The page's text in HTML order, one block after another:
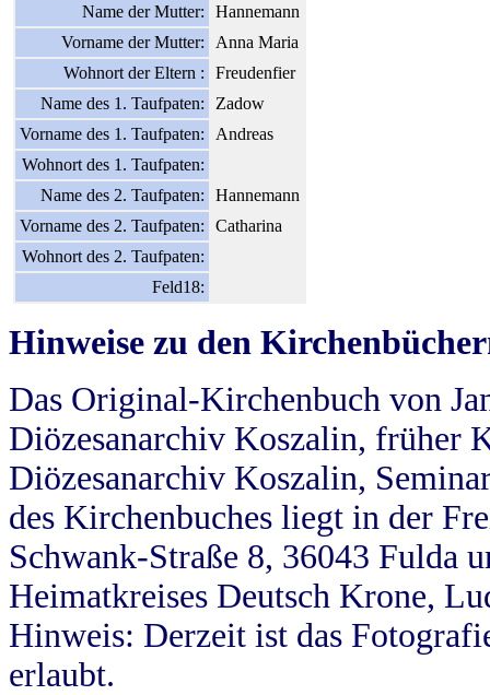
Name der Mutter:
Hannemann
Vorname der Mutter:
Anna Maria
Wohnort der Eltern :
Freudenfier
Name des 1. Taufpaten:
Zadow
Vorname des 1. Taufpaten:
Andreas
Wohnort des 1. Taufpaten:
Name des 2. Taufpaten:
Hannemann
Vorname des 2. Taufpaten:
Catharina
Wohnort des 2. Taufpaten:
Feld18:
Hinweise zu den
Das Original-Kirchenbuch von
Diözesanarchiv Koszalin, früher
Diözesanarchiv Koszalin,
des Kirchenbuches liegt in der
Schwank-Straße 8, 36043 Fulda
Heimatkreises Deutsch Krone,
Hinweis: Derzeit ist das
erlaubt.